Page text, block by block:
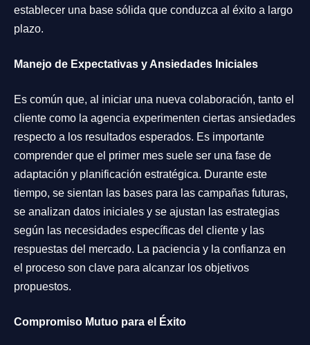
establecer una base sólida que conduzca al éxito a largo
plazo.
Manejo de Expectativas y Ansiedades Iniciales
Es común que, al iniciar una nueva colaboración, tanto el
cliente como la agencia experimenten ciertas ansiedades
respecto a los resultados esperados. Es importante
comprender que el primer mes suele ser una fase de
adaptación y planificación estratégica. Durante este
tiempo, se sientan las bases para las campañas futuras,
se analizan datos iniciales y se ajustan las estrategias
según las necesidades específicas del cliente y las
respuestas del mercado. La paciencia y la confianza en
el proceso son clave para alcanzar los objetivos
propuestos.
Compromiso Mutuo para el Éxito